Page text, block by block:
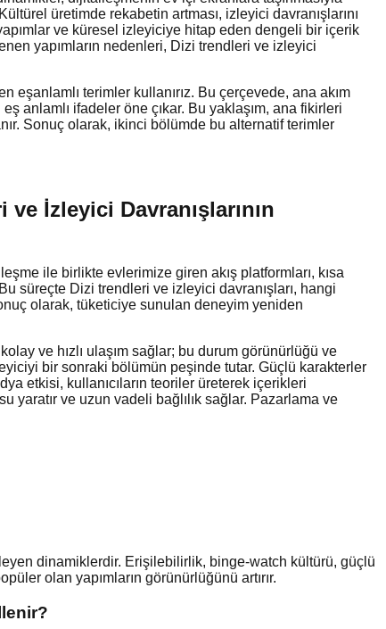
üretimde rekabetin artması, izleyici davranışlarını
ve küresel izleyiciye hitap eden dengeli bir içerik
yapımların nedenleri, Dizi trendleri ve izleyici
eşanlamlı terimler kullanırız. Bu çerçevede, ana akım
anlamlı ifadeler öne çıkar. Bu yaklaşım, ana fikirleri
Sonuç olarak, ikinci bölümde bu alternatif terimler
İzleyici Davranışlarının
ile birlikte evlerimize giren akış platformları, kısa
süreçte Dizi trendleri ve izleyici davranışları, hangi
olarak, tüketiciye sunulan deneyim yeniden
ve hızlı ulaşım sağlar; bu durum görünürlüğü ve
bir sonraki bölümün peşinde tutar. Güçlü karakterler
etkisi, kullanıcıların teoriler üreterek içerikleri
yaratır ve uzun vadeli bağlılık sağlar. Pazarlama ve
dinamiklerdir. Erişilebilirlik, binge‑watch kültürü, güçlü
olan yapımların görünürlüğünü artırır.